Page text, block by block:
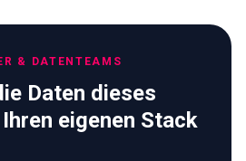
& DATENTEAMS
Daten dieses
eigenen Stack